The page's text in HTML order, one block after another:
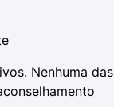
Nenhuma das